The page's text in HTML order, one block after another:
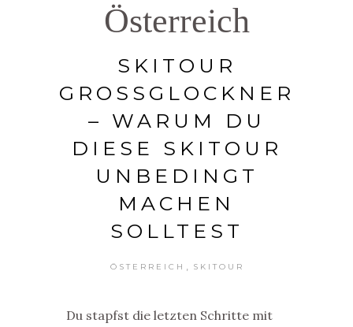
Österreich
SKITOUR
GROSSGLOCKNER –
WARUM DU D
IESE SKITOUR U
NBEDINGT M
ACHEN S
OLLTEST
ÖSTERREICH SKITOUR
Du stapfst die letzten Schritte mit